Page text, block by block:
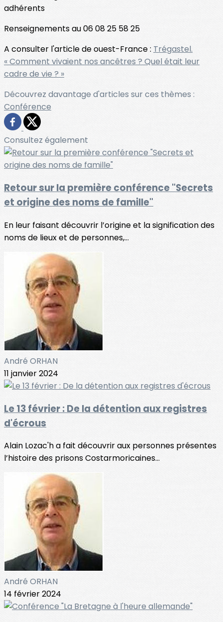
adhérents
Renseignements au 06 08 25 58 25
A consulter l'article de ouest-France : Trégastel.
« Comment vivaient nos ancêtres ? Quel était leur
cadre de vie ? »
Découvrez davantage d'articles sur ces thèmes :
Conférence
Consultez également
Retour sur la première conférence "Secrets
et origine des noms de famille"
En leur faisant découvrir l’origine et la signification des
noms de lieux et de personnes,...
André ORHAN
11 janvier 2024
Le 13 février : De la détention aux registres
d'écrous
Alain Lozac'h a fait découvrir aux personnes présentes
l’histoire des prisons Costarmoricaines...
André ORHAN
14 février 2024